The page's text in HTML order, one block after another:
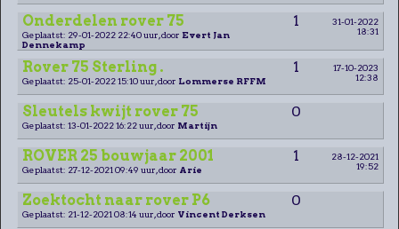
Onderdelen rover 75 1
31-01-2022
18:31
Geplaatst: 29-01-2022 22:40 uur, door Evert Jan
Dennekamp
Rover 75 Sterling . 1
17-10-2023
12:38
Geplaatst: 25-01-2022 15:10 uur, door Lommerse RFFM
Sleutels kwijt rover 75 0
Geplaatst: 13-01-2022 16:22 uur, door Martijn
ROVER 25 bouwjaar 2001 1
28-12-2021
19:52
Geplaatst: 27-12-2021 09:49 uur, door Arie
Zoektocht naar rover P6 0
Geplaatst: 21-12-2021 08:14 uur, door Vincent Derksen